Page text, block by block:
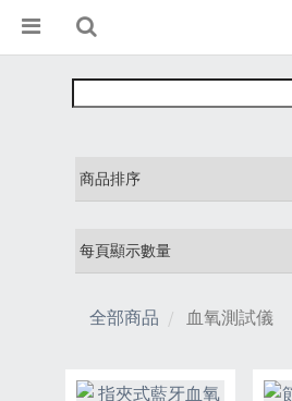
全部商品 血氧測試儀